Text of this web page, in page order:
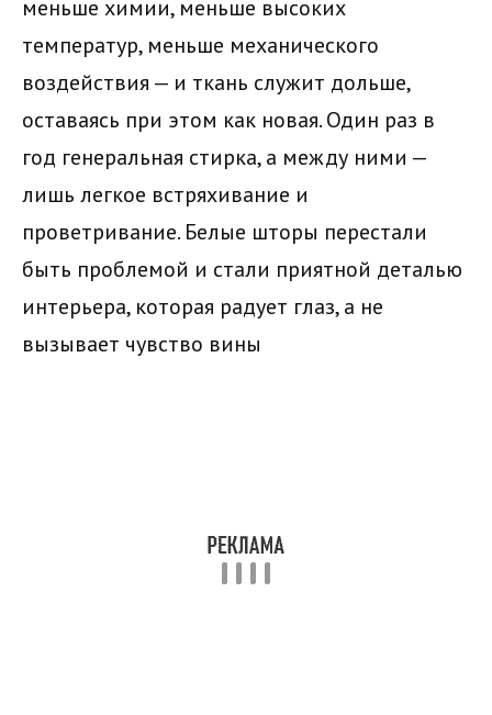
меньше химии, меньше высоких
температур, меньше механического
воздействия — и ткань служит дольше,
оставаясь при этом как новая. Один раз в
год генеральная стирка, а между ними —
лишь легкое встряхивание и
проветривание. Белые шторы перестали
быть проблемой и стали приятной деталью
интерьера, которая радует глаз, а не
вызывает чувство вины